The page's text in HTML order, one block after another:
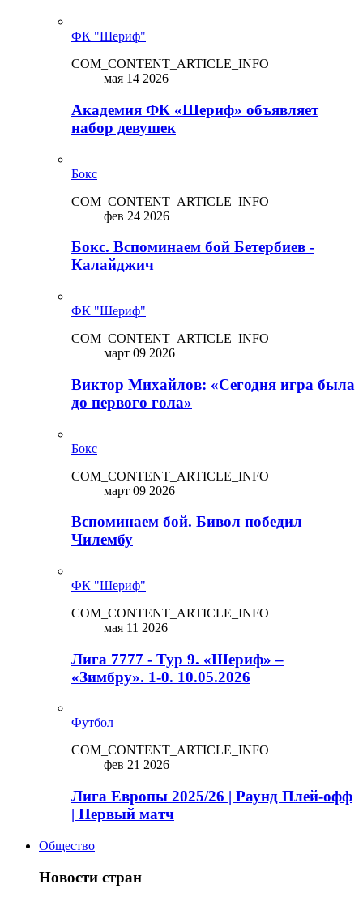
ФК "Шериф"
COM_CONTENT_ARTICLE_INFO
мая 14 2026
Академия ФК «Шериф» объявляет
набор девушек
Бокс
COM_CONTENT_ARTICLE_INFO
фев 24 2026
Бокс. Вспоминаем бой Бетербиев -
Калайджич
ФК "Шериф"
COM_CONTENT_ARTICLE_INFO
март 09 2026
Виктор Михайлов: «Сегодня игра была
до первого гола»
Бокс
COM_CONTENT_ARTICLE_INFO
март 09 2026
Вспоминаем бой. Бивол победил
Чилембу
ФК "Шериф"
COM_CONTENT_ARTICLE_INFO
мая 11 2026
Лига 7777 - Тур 9. «Шериф» –
«Зимбру». 1-0. 10.05.2026
Футбол
COM_CONTENT_ARTICLE_INFO
фев 21 2026
Лига Европы 2025/26 | Раунд Плей-офф
| Первый матч
Общество
Новости стран